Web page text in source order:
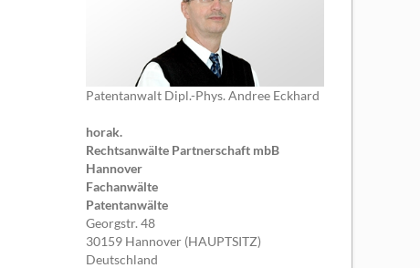
Patentanwalt Dipl.-Phys. Andree Eckhard
horak.
Rechtsanwälte Partnerschaft mbB
Hannover
Fachanwälte
Patentanwälte
Georgstr. 48
30159 Hannover (HAUPTSITZ)
Deutschland